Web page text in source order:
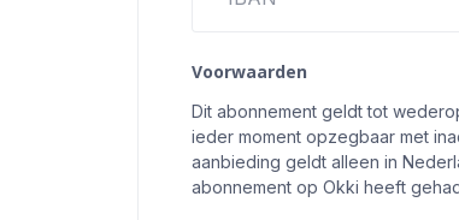
Voorwaarden
Dit abonnement geldt tot
ieder moment opzegbaar met
aanbieding geldt alleen in
abonnement op Okki heeft